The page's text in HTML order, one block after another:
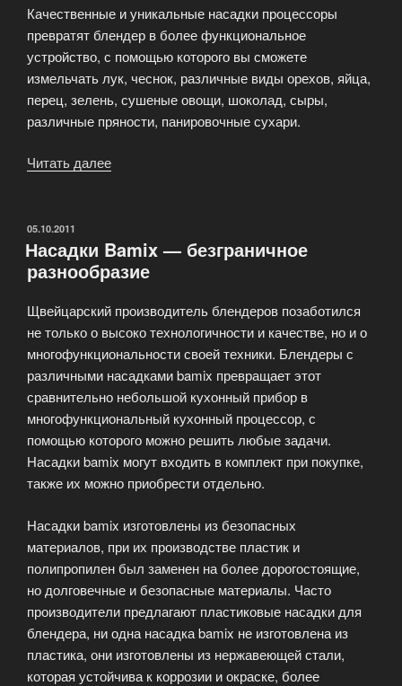
Качественные и уникальные насадки процессоры
превратят блендер в более функциональное
устройство, с помощью которого вы сможете
измельчать лук, чеснок, различные виды орехов, яйца,
перец, зелень, сушеные овощи, шоколад, сыры,
различные пряности, панировочные сухари.
Читать далее
ОПУБЛИКОВАНО
05.10.2011
Насадки Bamix — безграничное
разнообразие
Щвейцарский производитель блендеров позаботился
не только о высоко технологичности и качестве, но и о
многофункциональности своей техники. Блендеры с
различными насадками bamix превращает этот
сравнительно небольшой кухонный прибор в
многофункциональный кухонный процессор, с
помощью которого можно решить любые задачи.
Насадки bamix могут входить в комплект при покупке,
также их можно приобрести отдельно.
Насадки bamix изготовлены из безопасных
материалов, при их производстве пластик и
полипропилен был заменен на более дорогостоящие,
но долговечные и безопасные материалы. Часто
производители предлагают пластиковые насадки для
блендера, ни одна насадка bamix не изготовлена из
пластика, они изготовлены из нержавеющей стали,
которая устойчива к коррозии и окраске, более